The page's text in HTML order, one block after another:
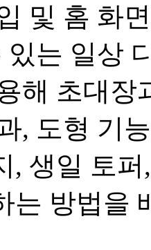
및 홈 화
있는 일상
해 초대장
, 도형 기
, 생일 토
는 방법을